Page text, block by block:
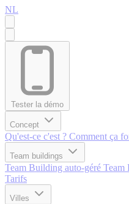
NL
Tester la démo
Concept
Qu'est-ce c'est ? Comment ça
Team buildings
Team Building auto-géré Team
Tarifs
Villes